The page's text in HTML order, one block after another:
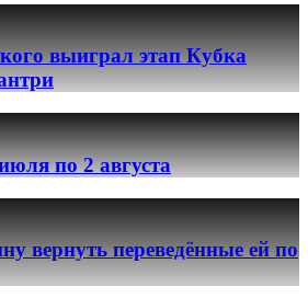
выиграл этап Кубка
по 2 августа
вернуть переведённые ей по